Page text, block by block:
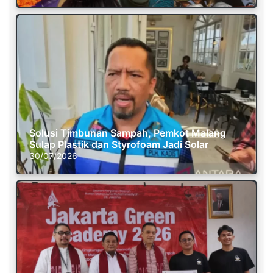
Solusi Timbunan Sampah, Pemkot Malang
Sulap Plastik dan Styrofoam Jadi Solar
30/07/2026